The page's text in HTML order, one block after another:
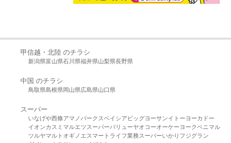
甲信越・北陸 のチラシ
新潟県富山県石川県福井県山梨県長野県
中国 のチラシ
鳥取県島根県岡山県広島県山口県
スーパー
いなげや西條アマノパークスベイシア ビッグヨーサンイトーヨーカドー
イオンカスミ マルエツ スーパーバリューヤオコーオーケー ヨークベニマル
ツルヤマルト オギノ エスマート ライフ業務スーパーいかり フジグラン